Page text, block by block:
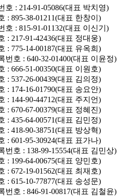
호 : 214-91-05086(대표 박치영)
: 895-38-01211(대표 한창이)
호 : 815-91-01132(대표 이신기)
: 217-91-42436(대표 정대웅)
: 775-14-00187(대표 유옥희)
번호 : 640-32-01400(대표 이윤정)
: 666-51-00350(대표 이원호)
: 537-26-00439(대표 김의정)
: 174-16-01790(대표 송요안)
: 144-90-44712(대표 주지언)
: 670-67-00379(대표 정혜진)
: 435-64-00571(대표 김민정)
: 418-90-38751(대표 방상혁)
: 601-95-30924(대표 표가나)
번호 : 138-99-15554(대표 김민상)
: 199-64-00675(대표 양민호)
: 672-19-01562(대표 최재호)
: 615-10-77877(대표 송성문)
번호 : 846-91-00817(대표 김철윤)